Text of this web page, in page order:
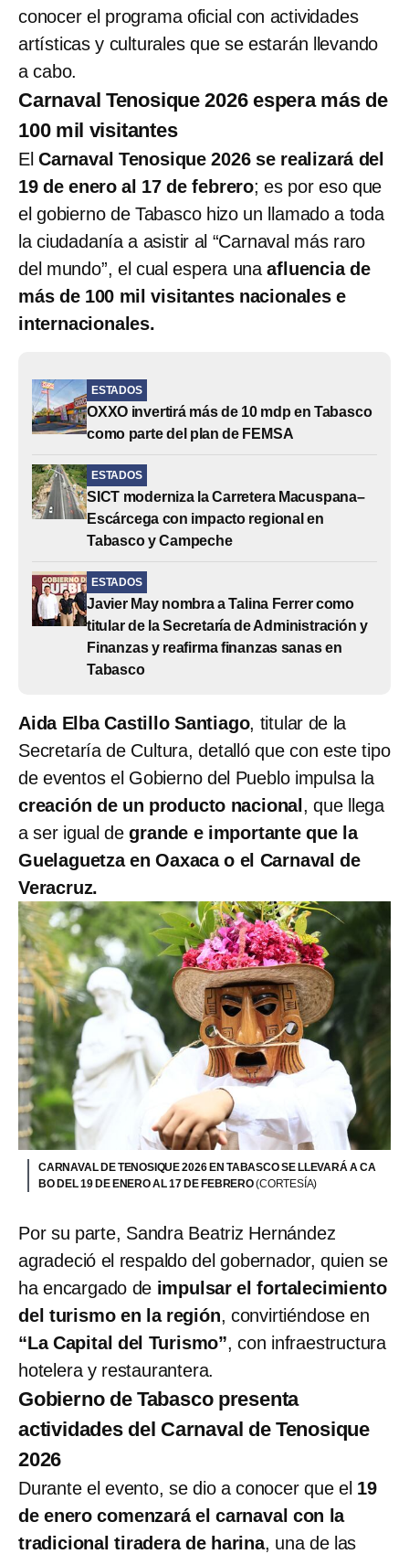
conocer el programa oficial con actividades
artísticas y culturales que se estarán llevando
a cabo.
Carnaval Tenosique 2026 espera más de
100 mil visitantes
El Carnaval Tenosique 2026 se realizará del
19 de enero al 17 de febrero; es por eso que
el gobierno de Tabasco hizo un llamado a toda
la ciudadanía a asistir al “Carnaval más raro
del mundo”, el cual espera unaafluencia de
más de 100 mil visitantes nacionales e
internacionales.
ESTADOS
OXXO invertirá más de 10 mdp en Tabasco
como parte del plan de FEMSA
ESTADOS
SICT moderniza la Carretera Macuspana–
Escárcega con impacto regional en
Tabasco y Campeche
ESTADOS
Javier May nombra a Talina Ferrer como
titular de la Secretaría de Administración y
Finanzas y reafirma finanzas sanas en
Tabasco
Aida Elba Castillo Santiago, titular de la
Secretaría de Cultura, detalló que con este tipo
de eventos el Gobierno del Pueblo impulsa la
creación de un producto nacional , que llega
a ser igual degrande e importante que la
Guelaguetza en Oaxaca o el Carnaval de
Veracruz.
CARNAVAL DE TENOSIQUE 2026 EN TABASCO SE LLEVARÁ A CA
BO DEL 19 DE ENERO AL 17 DE FEBRERO(CORTESÍA)
Por su parte, Sandra Beatriz Hernández
agradeció el respaldo del gobernador, quien se
ha encargado de impulsar el fortalecimiento
del turismo en la región, convirtiéndose en
“La Capital del Turismo”, con infraestructura
hotelera y restaurantera.
Gobierno de Tabasco presenta
actividades del Carnaval de Tenosique
2026
Durante el evento, se dio a conocer que el 19
de enero comenzará el carnaval con la
tradicional tiradera de harina, una de las